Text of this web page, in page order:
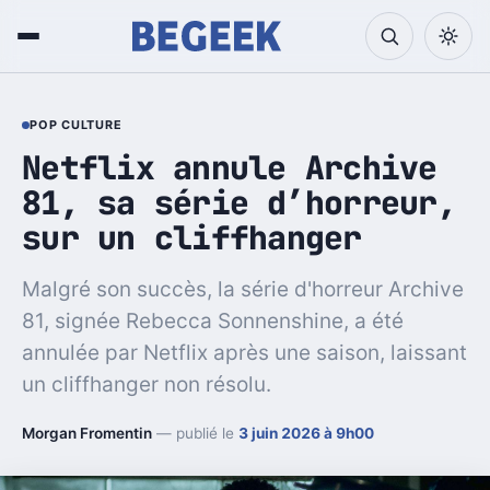
POP CULTURE
Netflix annule Archive
81, sa série d’horreur,
sur un cliffhanger
Malgré son succès, la série d'horreur Archive
81, signée Rebecca Sonnenshine, a été
annulée par Netflix après une saison, laissant
un cliffhanger non résolu.
Morgan Fromentin — publié le 3 juin 2026 à 9h00